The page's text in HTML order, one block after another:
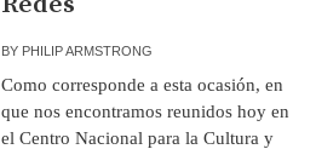
BY PHILIP ARMSTRONG
Como corresponde a esta ocasión, en
que nos encontramos reunidos hoy en
el Centro Nacional para la Cultura y